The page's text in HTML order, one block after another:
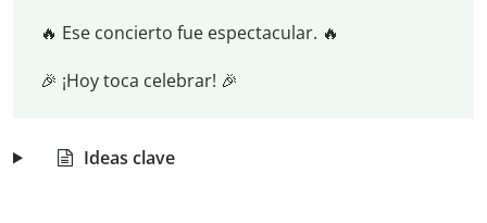
🔥 Ese concierto fue espectacular. 🔥
🎉 ¡Hoy toca celebrar! 🎉
Ideas clave